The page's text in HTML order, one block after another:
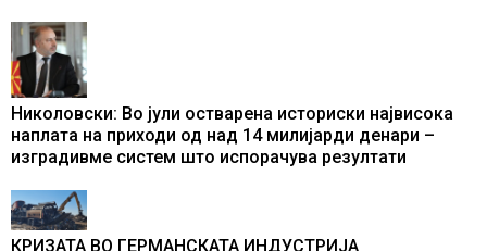
Николовски: Во јули остварена историски највисока
наплата на приходи од над 14 милијарди денари –
изградивме систем што испорачува резултати
КРИЗАТА ВО ГЕРМАНСКАТА ИНДУСТРИЈА